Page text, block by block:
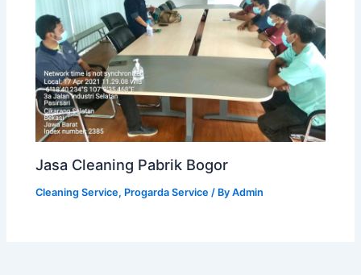
Jasa Cleaning Pabrik Bogor
Cleaning Service, Progarda Service / ByAdmin